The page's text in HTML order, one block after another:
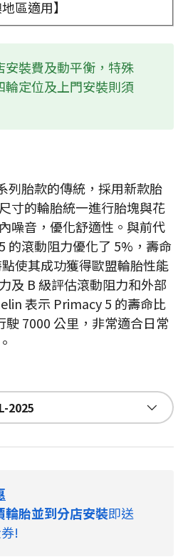
區適用】
安裝費及動平衡，特殊
輪定位及上門安裝則須
列胎款的傳統，採用新款胎
寸的輪胎統一進行胎塊與花
噪音，優化舒適性。與前代
的滾動阻力優化了 5%，壽命
使其成功獲得歐盟輪胎性能
及 B 級評估滾動阻力和外部
表示 Primacy 5 的壽命比
7000 公里，非常適合日常
2025
輪胎並到分店安裝即送
!